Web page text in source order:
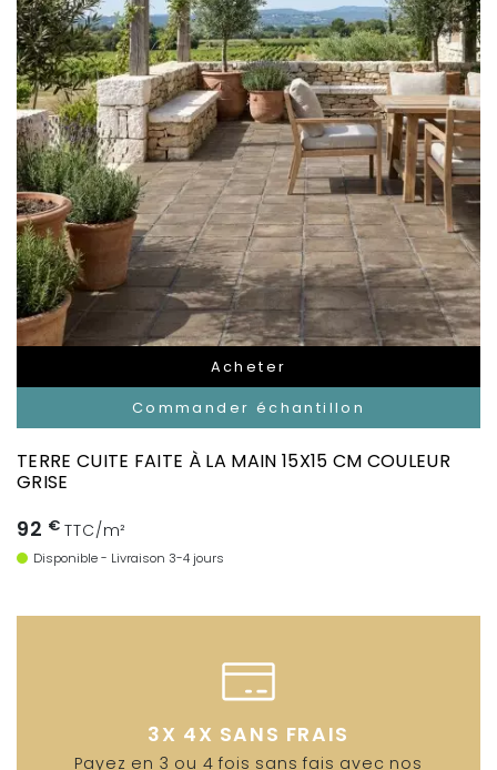
Acheter
Commander échantillon
TERRE CUITE FAITE À LA MAIN 15X15 CM COULEUR
GRISE
92 € TTC/m²
Disponible - Livraison 3-4 jours
3X 4X SANS FRAIS
Payez en 3 ou 4 fois sans fais avec nos